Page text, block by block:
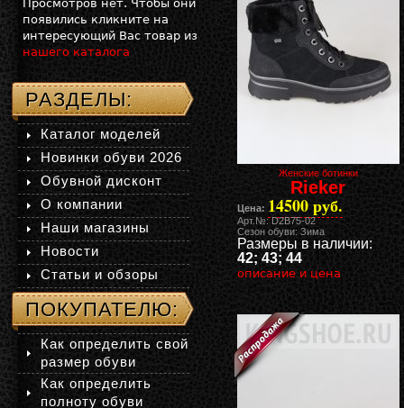
Женские ботинки
Rieker
Цена: 14500 руб.
Арт.№: D2B75-02
Сезон обуви: Зима
Размеры в наличии:
42; 43; 44
описание и цена
Просмотров нет. Чтобы они
появились кликните на
интересующий Вас товар из
нашего каталога
РАЗДЕЛЫ:
Каталог моделей
Новинки обуви 2026
Обувной дисконт
О компании
Наши магазины
Новости
Статьи и обзоры
ПОКУПАТЕЛЮ:
Как определить свой
размер обуви
Как определить
полноту обуви